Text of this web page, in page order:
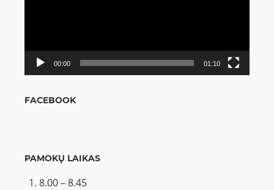
00:00 01:10
FACEBOOK
PAMOKŲ LAIKAS
8.00 – 8.45